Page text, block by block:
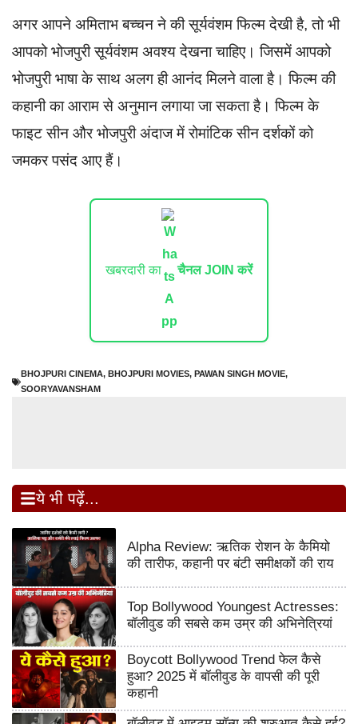
अगर आपने अमिताभ बच्चन ने की सूर्यवंशम फिल्म देखी है, तो भी
आपको भोजपुरी सूर्यवंशम अवश्य देखना चाहिए। जिसमें आपको
भोजपुरी भाषा के साथ अलग ही आनंद मिलने वाला है। फिल्म की
कहानी का आराम से अनुमान लगाया जा सकता है। फिल्म के
फाइट सीन और भोजपुरी अंदाज में रोमांटिक सीन दर्शकों को
जमकर पसंद आए हैं।
खबरदारी का चैनल JOIN करें
BHOJPURI CINEMA, BHOJPURI MOVIES, PAWAN SINGH MOVIE,
SOORYAVANSHAM
ये भी पढ़ें...
Alpha Review: ऋतिक रोशन के कैमियो
की तारीफ, कहानी पर बंटी समीक्षकों की राय
Top Bollywood Youngest Actresses:
बॉलीवुड की सबसे कम उम्र की अभिनेत्रियां
Boycott Bollywood Trend फेल कैसे
हुआ? 2025 में बॉलीवुड के वापसी की पूरी
कहानी